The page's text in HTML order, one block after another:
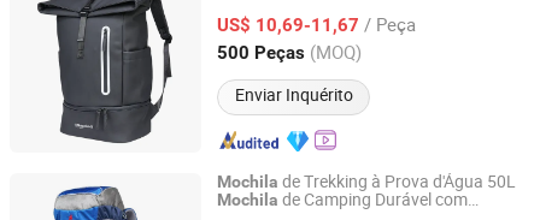
armazenamento de laptop
US$ 10,69-11,67 / Peça
500 Peças (MOQ)
Enviar Inquérito
Fujian, China Desde 2026
Mochila de Trekking à Prova d'Água 50L
Mochila de Camping Durável com
Gabal Industrial Limited